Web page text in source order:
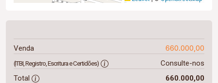
Venda 660.000,00
(ITBI, Registro, Escritura e Certidões)
Consulte-nos
Total
660.000,00